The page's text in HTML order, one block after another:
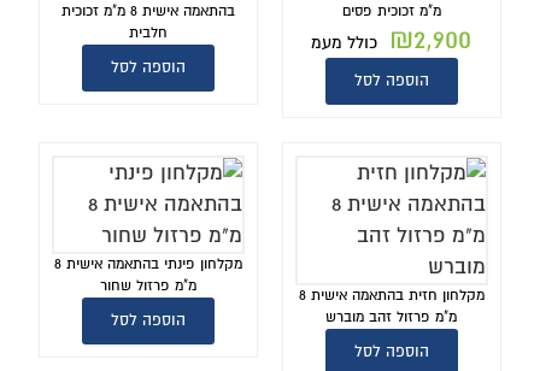
מ"מ זכוכית פסים
₪2,900 כולל מעמ
הוספה לסל
בהתאמה אישית 8 מ"מ זכוכית
חלבית
הוספה לסל
מקלחון חזית בהתאמה אישית 8
מ"מ פרזול זהב מוברש
הוספה לסל
מקלחון פינתי בהתאמה אישית 8
מ"מ פרזול שחור
הוספה לסל